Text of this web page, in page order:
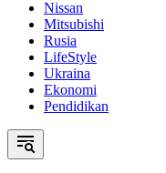
Nissan
Mitsubishi
Rusia
LifeStyle
Ukraina
Ekonomi
Pendidikan